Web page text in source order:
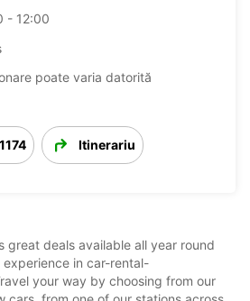
- 12:00
poate varia datorită
Itinerariu
great deals available all year round
in car-rental-
your way by choosing from our